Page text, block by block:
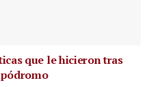
que le hicieron tras